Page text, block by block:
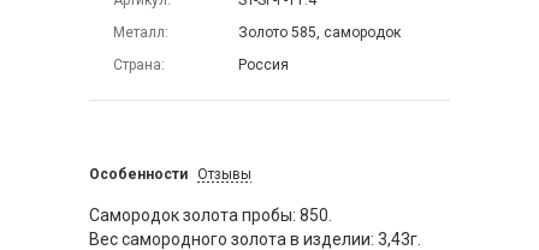
Металл
Золото 585, самородок
Страна
Россия
Особенности Отзывы
Самородок золота пробы: 850.
Вес самородного золота в изделии: 3,43г.